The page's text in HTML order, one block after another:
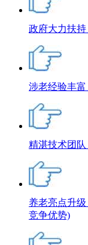
政府大力扶持
涉老经验丰富
精湛技术团队
养老亮点升级
竞争优势)